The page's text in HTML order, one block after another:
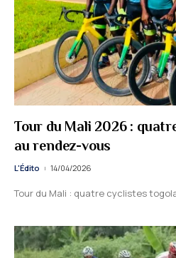
Tour du Mali 2026 :
au rendez-vous
L'Édito 14/04/2026
Tour du Mali : quatre cyclistes